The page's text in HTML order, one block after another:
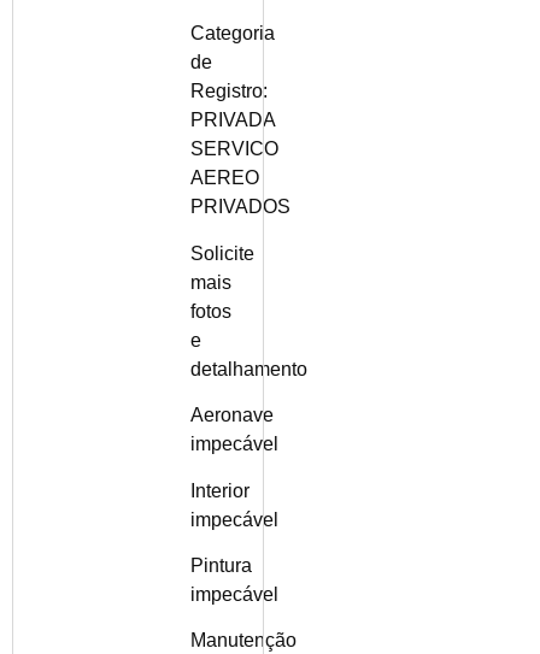
Categoria
de
Registro:
PRIVADA
SERVICO
AEREO
PRIVADOS
Solicite
mais
fotos
e
detalhamento
Aeronave
impecável
Interior
impecável
Pintura
impecável
Manutenção